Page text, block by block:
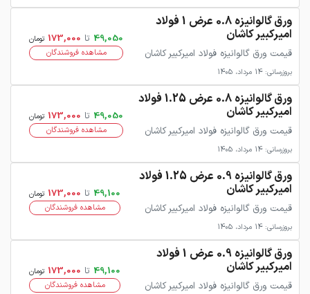
ورق گالوانیزه 0.8 عرض 1 فولاد
امیرکبیر کاشان
قیمت ورق گالوانیزه فولاد امیرکبیر کاشان
بروزرسانی: 14 مرداد، 1405
49,050 تا 173,000 تومان
مشاهده فروشندگان
ورق گالوانیزه 0.8 عرض 1.25 فولاد
امیرکبیر کاشان
قیمت ورق گالوانیزه فولاد امیرکبیر کاشان
بروزرسانی: 14 مرداد، 1405
49,050 تا 173,000 تومان
مشاهده فروشندگان
ورق گالوانیزه 0.9 عرض 1.25 فولاد
امیرکبیر کاشان
قیمت ورق گالوانیزه فولاد امیرکبیر کاشان
بروزرسانی: 14 مرداد، 1405
49,100 تا 173,000 تومان
مشاهده فروشندگان
ورق گالوانیزه 0.9 عرض 1 فولاد
امیرکبیر کاشان
قیمت ورق گالوانیزه فولاد امیرکبیر کاشان
49,100 تا 173,000 تومان
مشاهده فروشندگان